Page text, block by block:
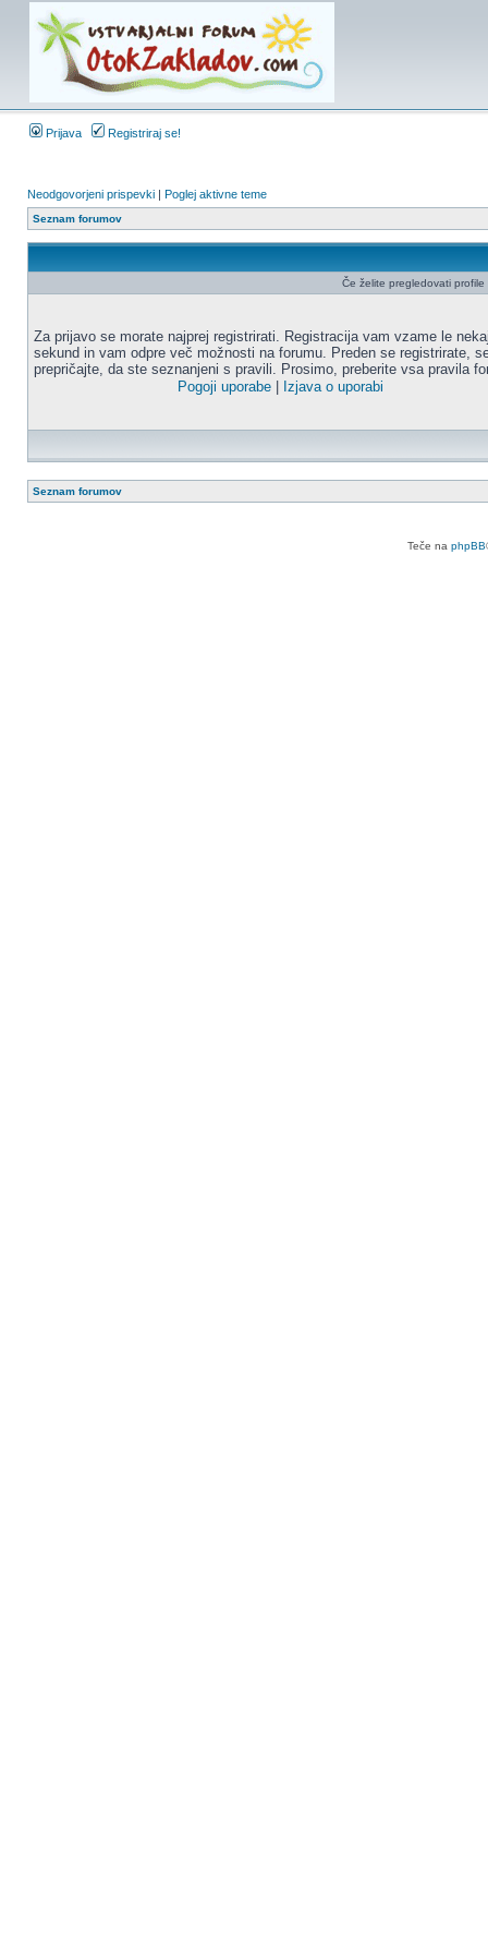
Prijava Registriraj se!
Neodgovorjeni prispevki | Poglej aktivne teme
Seznam forumov
Če želite pregledovati
Za prijavo se morate najprej registrirati. Registracija vam vzame le
sekund in vam odpre več možnosti na forumu. Preden se registrirate,
prepričajte, da ste seznanjeni s pravili. Prosimo, preberite vsa pravila
Pogoji uporabe
Izjava o uporabi
Seznam forumov
Teče na phpBB